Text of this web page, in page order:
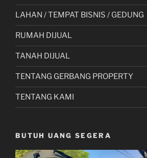
LAHAN / TEMPAT BISNIS / GEDUNG
RUMAH DIJUAL
TANAH DIJUAL
TENTANG GERBANG PROPERTY
TENTANG KAMI
BUTUH UANG SEGERA